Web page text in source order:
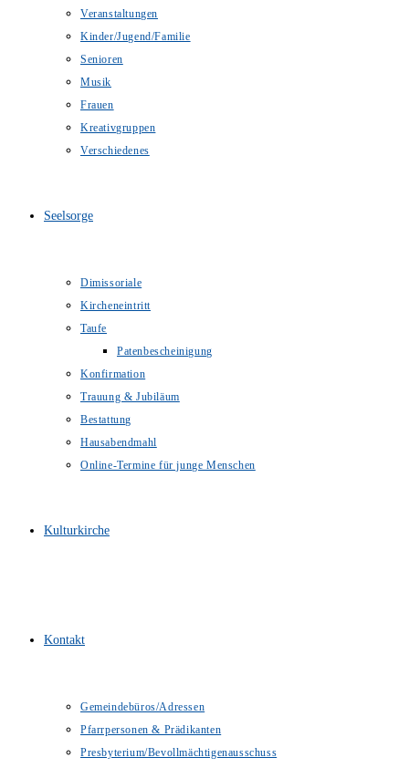
Veranstaltungen
Kinder/Jugend/Familie
Senioren
Musik
Frauen
Kreativgruppen
Verschiedenes
Seelsorge
Dimissoriale
Kircheneintritt
Taufe
Patenbescheinigung
Konfirmation
Trauung & Jubiläum
Bestattung
Hausabendmahl
Online-Termine für junge Menschen
Kulturkirche
Kontakt
Gemeindebüros/Adressen
Pfarrpersonen & Prädikanten
Presbyterium/Bevollmächtigenausschuss